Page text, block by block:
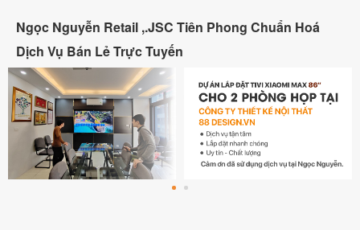
Ngọc Nguyễn Retail ,.JSC Tiên Phong Chuẩn Hoá
Dịch Vụ Bán Lẻ Trực Tuyến